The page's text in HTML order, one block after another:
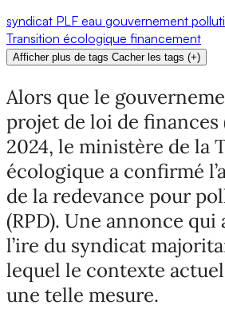
syndicat PLF eau gouvernement
Transition écologique financement
Afficher plus de tags Cacher les tags (+)
Alors que le
projet de loi de finances
2024, le ministère de la
écologique a confirmé
de la redevance pour
(RPD). Une annonce qui
l’ire du syndicat
lequel le contexte
une telle mesure.